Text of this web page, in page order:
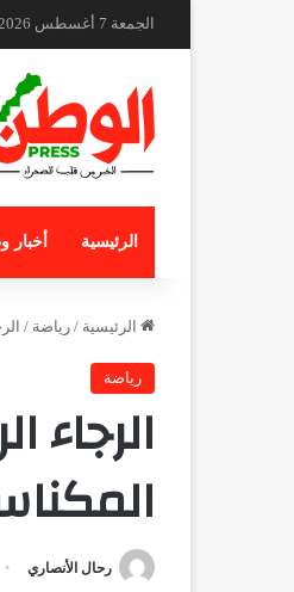
الجمعة 7 أغسطس 2026
الرئيسية أخبار
الرئيسية / رياضة /
رياضة
رحال الأنصاري